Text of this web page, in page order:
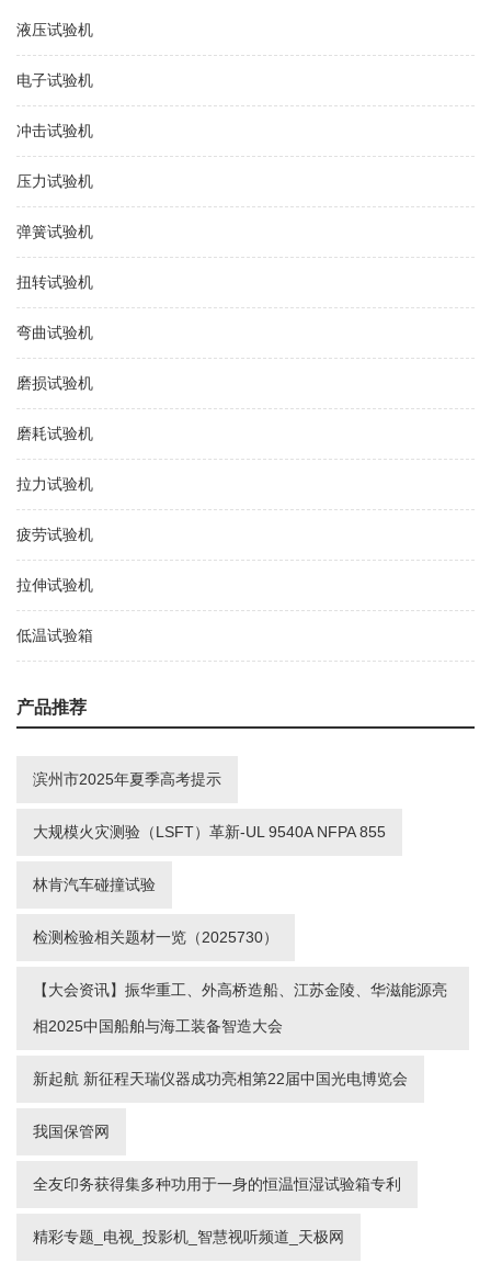
液压试验机
电子试验机
冲击试验机
压力试验机
弹簧试验机
扭转试验机
弯曲试验机
磨损试验机
磨耗试验机
拉力试验机
疲劳试验机
拉伸试验机
低温试验箱
产品推荐
滨州市2025年夏季高考提示
大规模火灾测验（LSFT）革新-UL 9540A NFPA 855
林肯汽车碰撞试验
检测检验相关题材一览（2025730）
【大会资讯】振华重工、外高桥造船、江苏金陵、华滋能源亮
相2025中国船舶与海工装备智造大会
新起航 新征程天瑞仪器成功亮相第22届中国光电博览会
我国保管网
全友印务获得集多种功用于一身的恒温恒湿试验箱专利
精彩专题_电视_投影机_智慧视听频道_天极网